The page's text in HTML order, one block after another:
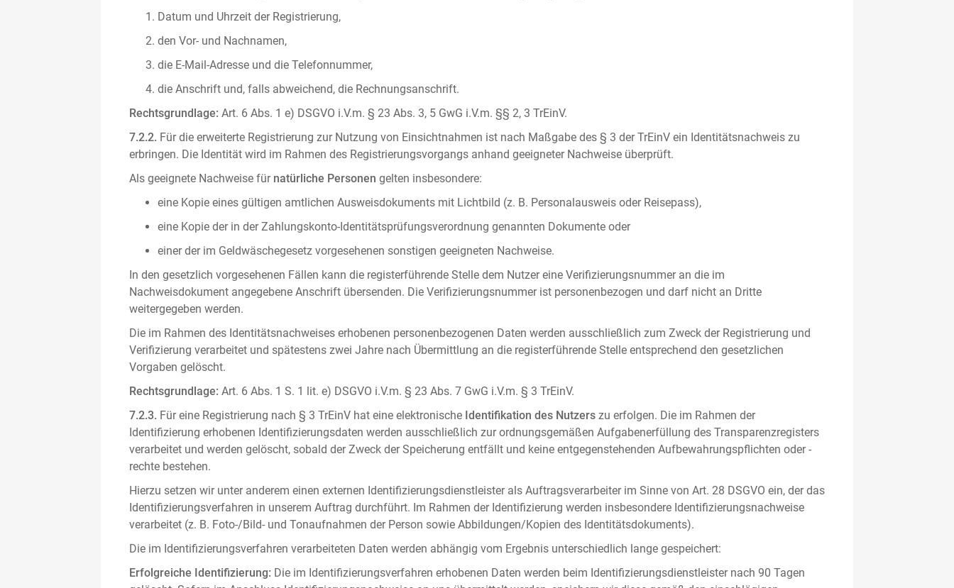
Datum und Uhrzeit der Registrierung,
den Vor- und Nachnamen,
die E-Mail-Adresse und die Telefonnummer,
die Anschrift und, falls abweichend, die Rechnungsanschrift.
Rechtsgrundlage: Art. 6 Abs. 1 e) DSGVO i.V.m. § 23 Abs. 3, 5 GwG i.V.m. §§ 2, 3 TrEinV.
7.2.2. Für die erweiterte Registrierung zur Nutzung von Einsichtnahmen ist nach Maßgabe des § 3 der TrEinV ein Identitätsnachweis zu
erbringen. Die Identität wird im Rahmen des Registrierungsvorgangs anhand geeigneter Nachweise überprüft.
Als geeignete Nachweise für natürliche Personen gelten insbesondere:
eine Kopie eines gültigen amtlichen Ausweisdokuments mit Lichtbild (z. B. Personalausweis oder Reisepass),
eine Kopie der in der Zahlungskonto-Identitätsprüfungsverordnung genannten Dokumente oder
einer der im Geldwäschegesetz vorgesehenen sonstigen geeigneten Nachweise.
In den gesetzlich vorgesehenen Fällen kann die registerführende Stelle dem Nutzer eine Verifizierungsnummer an die im
Nachweisdokument angegebene Anschrift übersenden. Die Verifizierungsnummer ist personenbezogen und darf nicht an Dritte
weitergegeben werden.
Die im Rahmen des Identitätsnachweises erhobenen personenbezogenen Daten werden ausschließlich zum Zweck der Registrierung und
Verifizierung verarbeitet und spätestens zwei Jahre nach Übermittlung an die registerführende Stelle entsprechend den gesetzlichen
Vorgaben gelöscht.
Rechtsgrundlage: Art. 6 Abs. 1 S. 1 lit. e) DSGVO i.V.m. § 23 Abs. 7 GwG i.V.m. § 3 TrEinV.
7.2.3. Für eine Registrierung nach § 3 TrEinV hat eine elektronische Identifikation des Nutzers zu erfolgen. Die im Rahmen der
Identifizierung erhobenen Identifizierungsdaten werden ausschließlich zur ordnungsgemäßen Aufgabenerfüllung des Transparenzregisters
verarbeitet und werden gelöscht, sobald der Zweck der Speicherung entfällt und keine entgegenstehenden Aufbewahrungspflichten oder -
rechte bestehen.
Hierzu setzen wir unter anderem einen externen Identifizierungsdienstleister als Auftragsverarbeiter im Sinne von Art. 28 DSGVO ein, der das
Identifizierungsverfahren in unserem Auftrag durchführt. Im Rahmen der Identifizierung werden insbesondere Identifizierungsnachweise
verarbeitet (z. B. Foto-/Bild- und Tonaufnahmen der Person sowie Abbildungen/Kopien des Identitätsdokuments).
Die im Identifizierungsverfahren verarbeiteten Daten werden abhängig vom Ergebnis unterschiedlich lange gespeichert:
Erfolgreiche Identifizierung: Die im Identifizierungsverfahren erhobenen Daten werden beim Identifizierungsdienstleister nach 90 Tagen